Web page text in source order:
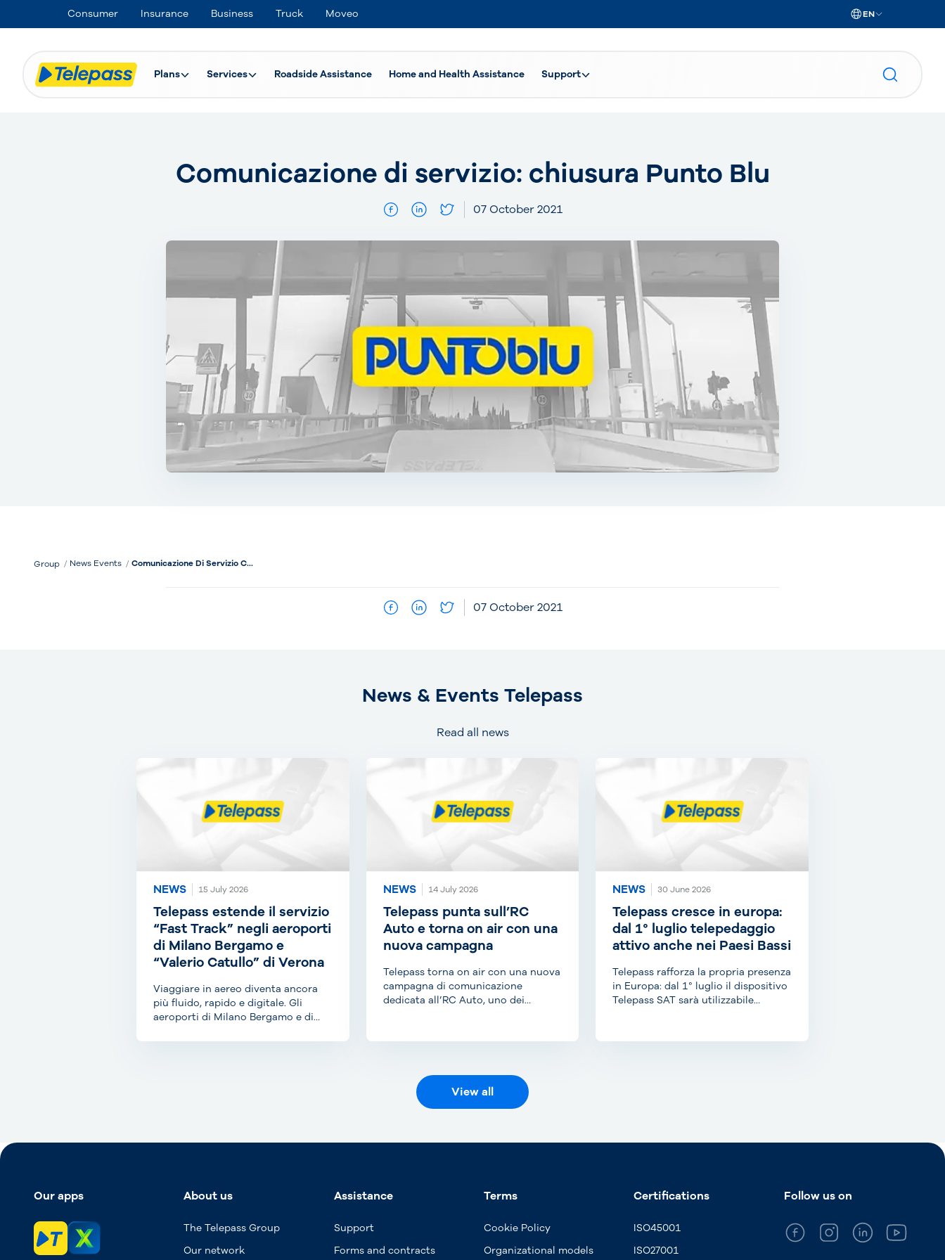
Consumer Insurance Business Truck Moveo EN
Plans Services Roadside Assistance Home and Health Assistance Support
Comunicazione di servizio: chiusura Punto Blu
07 October 2021
Group News Events Comunicazione Di Servizio C...
07 October 2021
News & Events Telepass
Read all news
NEWS 15 July 2026
Telepass estende il servizio
“Fast Track” negli aeroporti
di Milano Bergamo e
“Valerio Catullo” di Verona
Viaggiare in aereo diventa ancora
più fluido, rapido e digitale. Gli
aeroporti di Milano Bergamo e di
NEWS 14 July 2026
Telepass punta sull’RC
Auto e torna on air con una
nuova campagna
Telepass torna on air con una nuova
campagna di comunicazione
dedicata all’RC Auto, uno dei
NEWS 30 June 2026
Telepass cresce in europa:
dal 1° luglio telepedaggio
attivo anche nei Paesi Bassi
Telepass rafforza la propria presenza
in Europa: dal 1° luglio il dispositivo
Telepass SAT sarà utilizzabile
View all
Our apps About us
The Telepass Group
Our network
Assistance
Support
Forms and contracts
Terms
Cookie Policy
Organizational models
Certifications
ISO45001
ISO27001
Follow us on